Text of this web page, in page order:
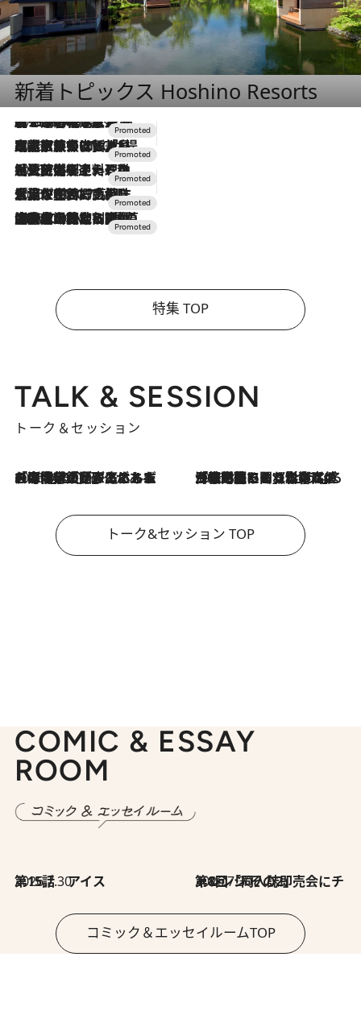
新着トピックス Hoshino Resorts
2026.8.7
【トンボの足水浴】ヒノキの香りに包まれて涼感マックス！約13℃の湧水かけ流しを避暑地「星野温泉 トンボの湯」で体験
2026.7.31
【ホテル帰省】という選択肢をOMOが提案。家族とほどよい距離を保つには「昼は実家、夜は気兼ねなくホテルで！」
2026.7.24
【夏限定ディナーコース】旬を迎える稚鮎や花ズッキーニなどをイタリア・トスカーナの郷土料理の手法で満喫！
2026.7.17
「土佐和ハーブかき氷」がOMO7高知に登場！生姜、山椒、大葉など目にも舌にも涼を呼ぶ郷土の味
2026.7.10
NEW OPEN！【界 草津】名湯の地に誕生。趣の異なる2種の温泉と上州ならではの会席・蕎麦割烹など美食を味わう究極の癒やし旅
特集 TOP
TALK & SESSION
トーク＆セッション
2026.8.3
「今後値上げがあるとすれば…」「リスクがあるのは今年の冬」エネルギー専門家が語る、ホルムズ海峡封鎖が家庭にもたらす“ある心配” 2026.8.3
「住宅建てられない…」「サーチャージ料の高値が続いている」ホルムズ海峡封鎖による影響はいつまで続く？《エネルギー専門家に聞く“どうなる日本の暮らし”》
トーク&セッション TOP
COMIC & ESSAY
ROOM
2026.7.30
第15話 アイス 2026.7.30
第8回「同人誌即売会にチャレンジ その2」
コミック＆エッセイルームTOP